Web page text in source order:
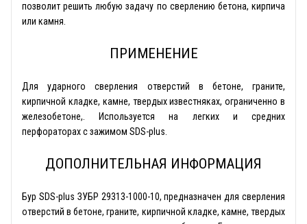
позволит решить любую задачу по сверлению бетона, кирпича
или камня.
ПРИМЕНЕНИЕ
Для ударного сверления отверстий в бетоне, граните,
кирпичной кладке, камне, твердых известняках, ограниченно в
железобетоне,. Используется на легких и средних
перфораторах с зажимом SDS-plus.
ДОПОЛНИТЕЛЬНАЯ ИНФОРМАЦИЯ
Бур SDS-plus ЗУБР 29313-1000-10, предназначен для сверления
отверстий в бетоне, граните, кирпичной кладке, камне, твердых